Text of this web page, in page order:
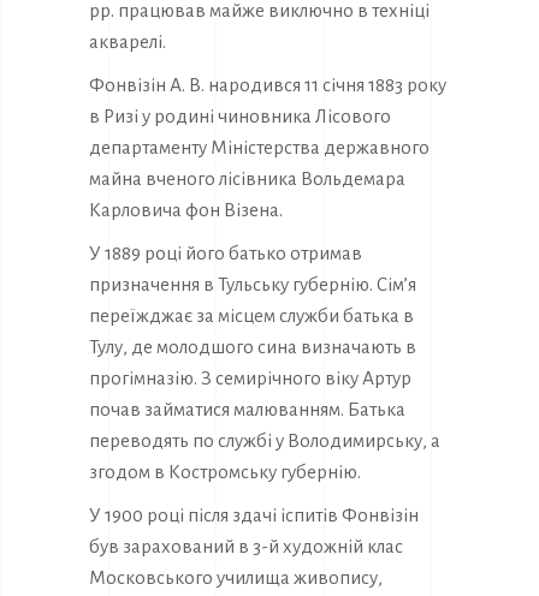
рр. працював майже виключно в техніці
акварелі.
Фонвізін А. В. народився 11 січня 1883 року
в Ризі у родині чиновника Лісового
департаменту Міністерства державного
майна вченого лісівника Вольдемара
Карловича фон Візена.
У 1889 році його батько отримав
призначення в Тульську губернію. Сім’я
переїжджає за місцем служби батька в
Тулу, де молодшого сина визначають в
прогімназію. З семирічного віку Артур
почав займатися малюванням. Батька
переводять по службі у Володимирську, а
згодом в Костромську губернію.
У 1900 році після здачі іспитів Фонвізін
був зарахований в 3-й художній клас
Московського училища живопису,